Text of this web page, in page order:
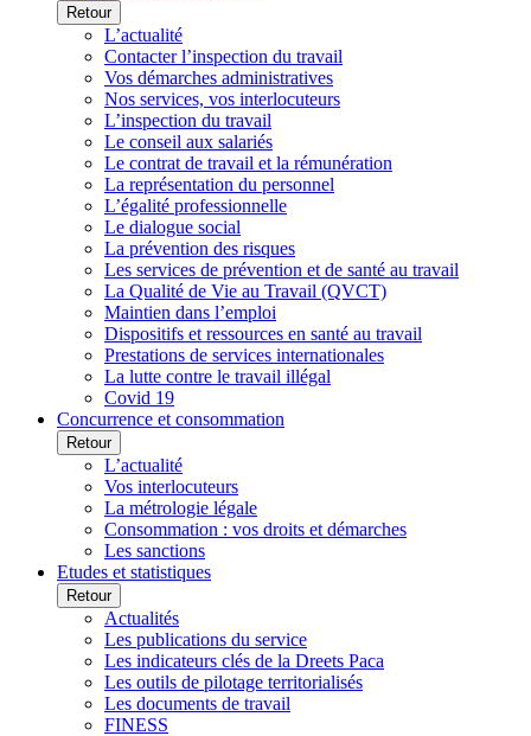
Retour
L’actualité
Contacter l’inspection du travail
Vos démarches administratives
Nos services, vos interlocuteurs
L’inspection du travail
Le conseil aux salariés
Le contrat de travail et la rémunération
La représentation du personnel
L’égalité professionnelle
Le dialogue social
La prévention des risques
Les services de prévention et de santé au travail
La Qualité de Vie au Travail (QVCT)
Maintien dans l’emploi
Dispositifs et ressources en santé au travail
Prestations de services internationales
La lutte contre le travail illégal
Covid 19
Concurrence et consommation
Retour
L’actualité
Vos interlocuteurs
La métrologie légale
Consommation : vos droits et démarches
Les sanctions
Etudes et statistiques
Retour
Actualités
Les publications du service
Les indicateurs clés de la Dreets Paca
Les outils de pilotage territorialisés
Les documents de travail
FINESS